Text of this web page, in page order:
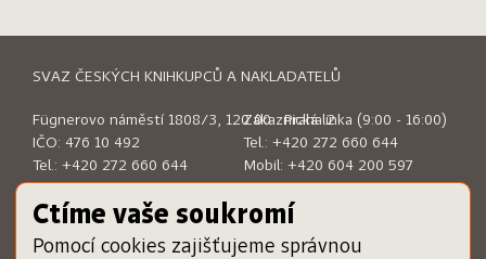
SVAZ ČESKÝCH KNIHKUPCŮ A NAKLADATELŮ
Fügnerovo náměstí 1808/3, 120 00 Praha 2
IČO: 476 10 492
Tel.: +420 272 660 644
E-mail:sckn@sckn.cz
Zákaznická linka (9:00 - 16:00)
Tel.: +420 272 660 644
Mobil: +420 604 200 597
E-mail:info@dameknihu.cz
MENU ODKAZY
Ctíme vaše soukromí
Pomocí cookies zajišťujeme správnou